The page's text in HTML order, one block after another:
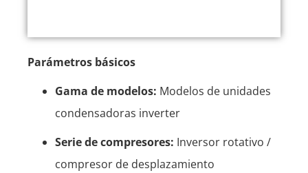
Parámetros básicos
Gama de modelos: Modelos de unidades
condensadoras inverter
Serie de compresores: Inversor rotativo /
compresor de desplazamiento